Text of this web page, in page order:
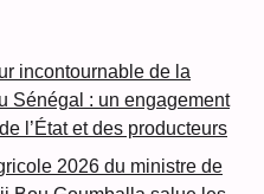
incontournable de la
Sénégal : un engagement
l’État et des producteurs
2026 du ministre de